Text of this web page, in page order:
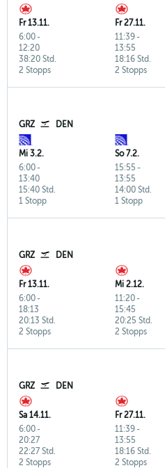
Fr 13.11.
6:00-
12:20
2 Stopps
38:20 Std.
Fr 27.11.
11:39-
13:55
2 Stopps
18:16 Std.
GRZ DEN
Mi 3.2.
6:00-
13:40
1 Stopp
15:40 Std.
So 7.2.
15:55 -
13:55
1 Stopp
14:00 Std.
GRZ DEN
Fr 13.11.
6:00-
18:13
2 Stopps
20:13 Std.
Mi 2.12.
11:20-
15:45
2 Stopps
20:25 Std.
GRZ DEN
Sa 14.11.
6:00-
20:27
2 Stopps
22:27 Std.
Fr 27.11.
11:39-
13:55
2 Stopps
18:16 Std.